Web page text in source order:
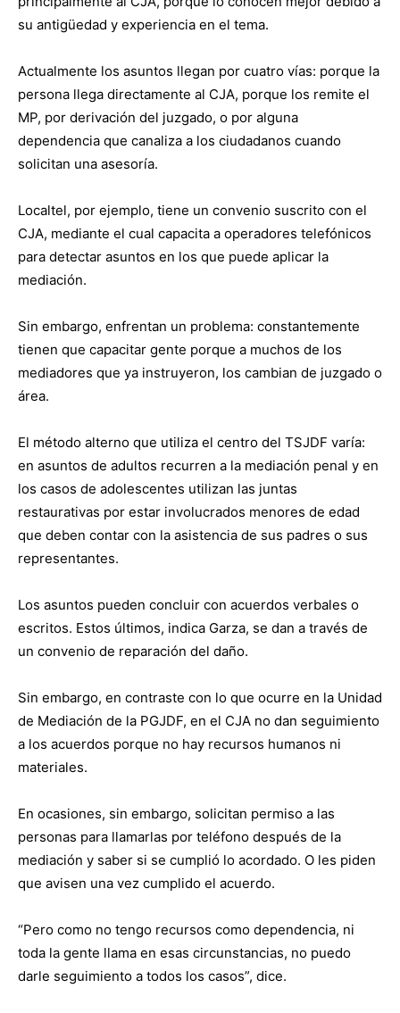
su antigüedad y experiencia en el tema.
Actualmente los asuntos llegan por cuatro vías: porque la
persona llega directamente al CJA, porque los remite el
MP, por derivación del juzgado, o por alguna
dependencia que canaliza a los ciudadanos cuando
solicitan una asesoría.
Localtel, por ejemplo, tiene un convenio suscrito con el
CJA, mediante el cual capacita a operadores telefónicos
para detectar asuntos en los que puede aplicar la
mediación.
Sin embargo, enfrentan un problema: constantemente
tienen que capacitar gente porque a muchos de los
mediadores que ya instruyeron, los cambian de juzgado o
área.
El método alterno que utiliza el centro del TSJDF varía:
en asuntos de adultos recurren a la mediación penal y en
los casos de adolescentes utilizan las juntas
restaurativas por estar involucrados menores de edad
que deben contar con la asistencia de sus padres o sus
representantes.
Los asuntos pueden concluir con acuerdos verbales o
escritos. Estos últimos, indica Garza, se dan a través de
un convenio de reparación del daño.
Sin embargo, en contraste con lo que ocurre en la Unidad
de Mediación de la PGJDF, en el CJA no dan seguimiento
a los acuerdos porque no hay recursos humanos ni
materiales.
En ocasiones, sin embargo, solicitan permiso a las
personas para llamarlas por teléfono después de la
mediación y saber si se cumplió lo acordado. O les piden
que avisen una vez cumplido el acuerdo.
“Pero como no tengo recursos como dependencia, ni
toda la gente llama en esas circunstancias, no puedo
darle seguimiento a todos los casos”, dice.